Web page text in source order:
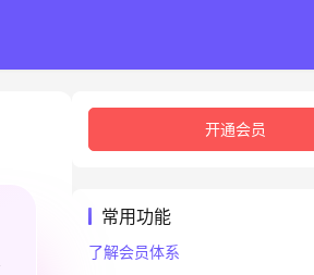
开通会员
常用功能
了解会员体系